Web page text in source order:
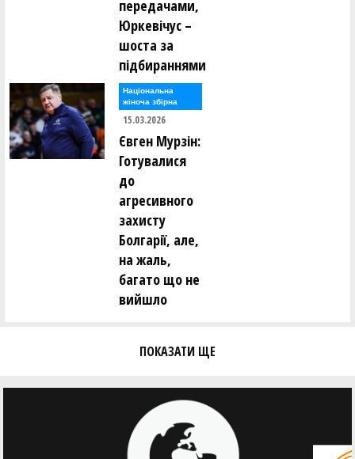
передачами,
Юркевічус –
шоста за
підбираннями
Національна
жіноча збірна
15.03.2026
Євген Мурзін:
Готувалися
до
агресивного
захисту
Болгарії, але,
на жаль,
багато що не
вийшло
ПОКАЗАТИ ЩЕ